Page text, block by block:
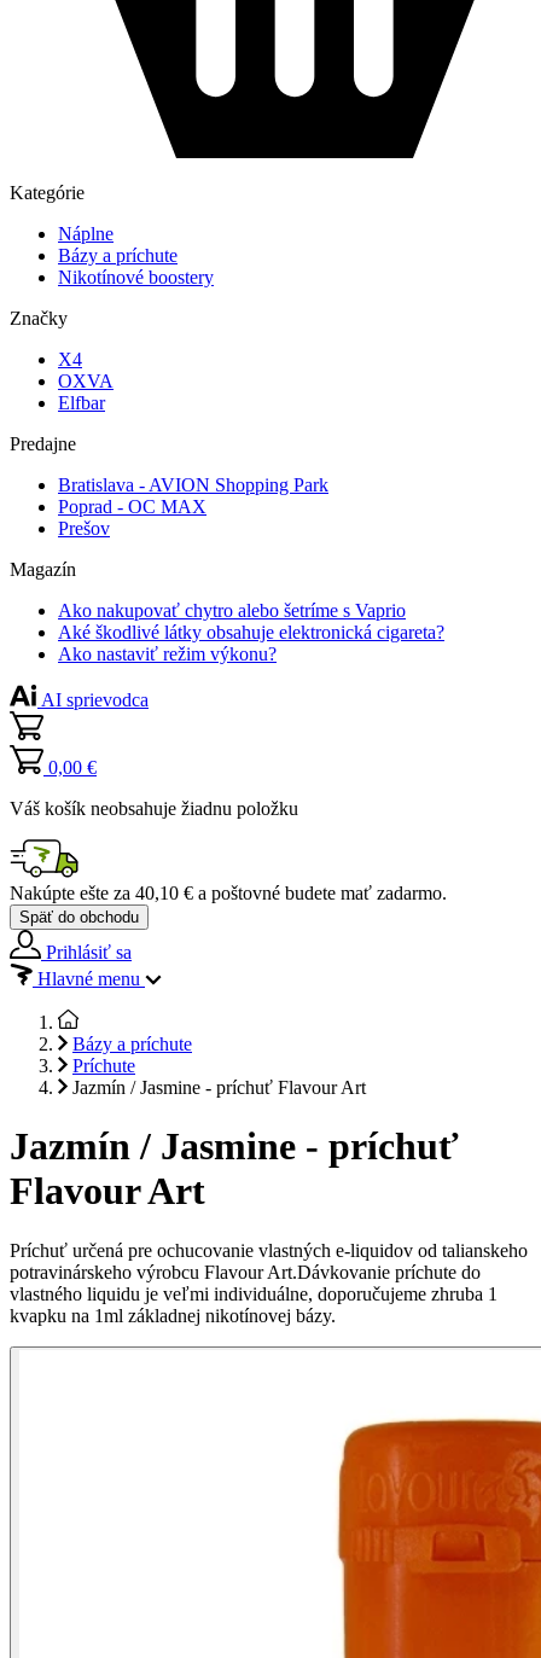
Kategórie
Náplne
Bázy a príchute
Nikotínové boostery
Značky
X4
OXVA
Elfbar
Predajne
Bratislava - AVION Shopping Park
Poprad - OC MAX
Prešov
Magazín
Ako nakupovať chytro alebo šetríme s Vaprio
Aké škodlivé látky obsahuje elektronická cigareta?
Ako nastaviť režim výkonu?
AI sprievodca
0,00 €
Váš košík neobsahuje žiadnu položku
Nakúpte ešte za 40,10 € a poštovné budete mať zadarmo.
Späť do obchodu
Prihlásiť sa
Hlavné menu
Bázy a príchute
Príchute
Jazmín / Jasmine - príchuť Flavour Art
Jazmín / Jasmine - príchuť
Flavour Art
Príchuť určená pre ochucovanie vlastných e-liquidov od talianskeho
potravinárskeho výrobcu Flavour Art.Dávkovanie príchute do
vlastného liquidu je veľmi individuálne, doporučujeme zhruba 1
kvapku na 1ml základnej nikotínovej bázy.